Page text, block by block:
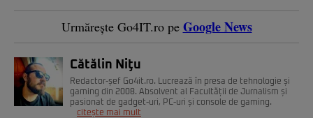
Urmărește Go4IT.ro pe Google News
Cătălin Niţu
Redactor-șef Go4it.ro. Lucrează în presa de tehnologie și
gaming din 2008. Absolvent al Facultății de Jurnalism și
pasionat de gadget-uri, PC-uri și console de gaming.
citește mai mult